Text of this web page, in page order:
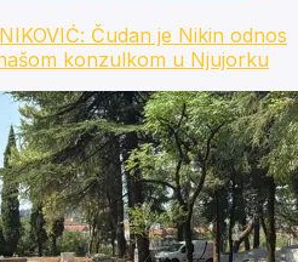
Čudan je Nikin odnos
konzulkom u Njujorku